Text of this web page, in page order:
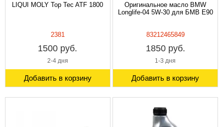
LIQUI MOLY Top Tec ATF 1800
2381
1500 руб.
2-4 дня
Добавить в корзину
Оригинальное масло BMW
Longlife-04 5W-30 для БМВ E90
83212465849
1850 руб.
1-3 дня
Добавить в корзину